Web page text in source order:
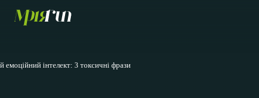
емоційний інтелект: 3 токсичні фрази